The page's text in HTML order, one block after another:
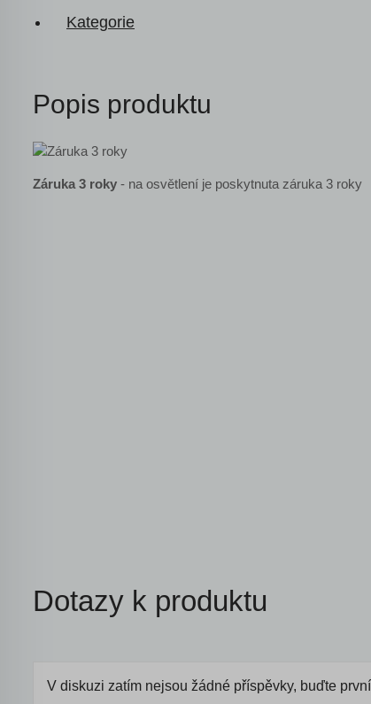
Kategorie
Popis produktu
Záruka 3 roky - na osvětlení je poskytnuta záruka 3 roky
Dotazy k produktu
V diskuzi zatím nejsou žádné příspěvky, buďte